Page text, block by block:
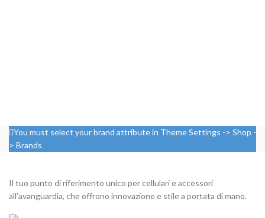
You must select your brand attribute in Theme Settings -> Shop -
> Brands
Il tuo punto di riferimento unico per cellulari e accessori
all'avanguardia, che offrono innovazione e stile a portata di mano.